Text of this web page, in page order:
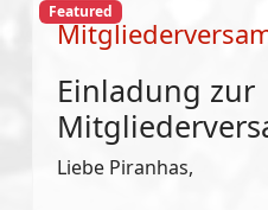
Featured
Einladung zur
Liebe Piranhas,